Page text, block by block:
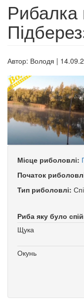
Рибалка
Автор: Володя |
Місце риболовлі:
Початок
Тип риболовлі:
Риба яку було
Щука
Окунь